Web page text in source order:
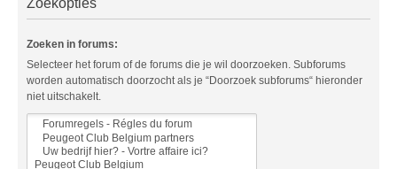
Zoekopties
Zoeken in forums:
Selecteer het forum of de forums die je wil doorzoeken. Subforums
worden automatisch doorzocht als je “Doorzoek subforums“ hieronder
niet uitschakelt.